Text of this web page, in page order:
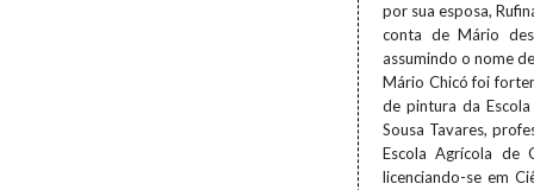
por sua esposa,
conta de Mário
assumindo o nome
Mário Chicó foi
de pintura da
Sousa Tavares,
Escola Agrícola de
licenciando-se em